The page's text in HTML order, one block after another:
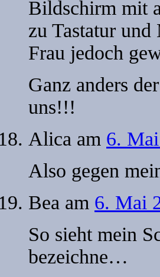
Bildschirm mit
zu Tastatur
Frau jedoch
Ganz anders
uns!!!
Alica am 6.
Also gegen
Bea am 6. Mai
So sieht mein
bezeichne…